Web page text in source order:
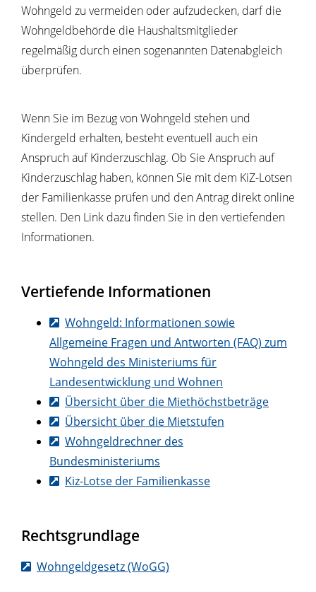
Wohngeld zu vermeiden oder aufzudecken, darf die
Wohngeldbehörde die Haushaltsmitglieder
regelmäßig durch einen sogenannten Datenabgleich
überprüfen.
Wenn Sie im Bezug von Wohngeld stehen und
Kindergeld erhalten, besteht eventuell auch ein
Anspruch auf Kinderzuschlag. Ob Sie Anspruch auf
Kinderzuschlag haben, können Sie mit dem KiZ-Lotsen
der Familienkasse prüfen und den Antrag direkt online
stellen. Den Link dazu finden Sie in den vertiefenden
Informationen.
Vertiefende Informationen
Wohngeld: Informationen sowie
Allgemeine Fragen und Antworten (FAQ) zum
Wohngeld des Ministeriums für
Landesentwicklung und Wohnen
Übersicht über die Miethöchstbeträge
Übersicht über die Mietstufen
Wohngeldrechner des
Bundesministeriums
Kiz-Lotse der Familienkasse
Rechtsgrundlage
Wohngeldgesetz (WoGG)